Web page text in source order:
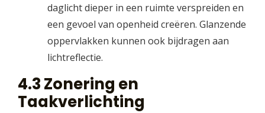
daglicht dieper in een ruimte verspreiden en
een gevoel van openheid creëren. Glanzende
oppervlakken kunnen ook bijdragen aan
lichtreflectie.
4.3 Zonering en
Taakverlichting